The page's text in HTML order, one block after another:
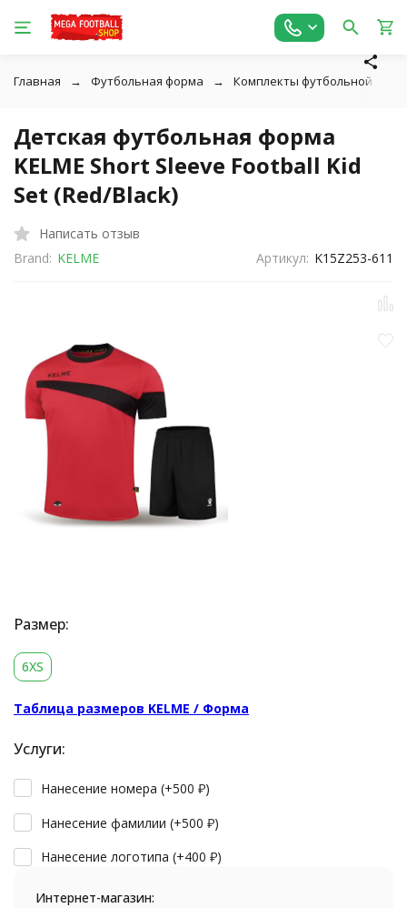
Главная Футбольная форма Комплекты футбольной
Детская футбольная форма
KELME Short Sleeve Football Kid
Set (Red/Black)
Написать отзыв
Brand: KELME Артикул: K15Z253-611
Размер:
6XS
Таблица размеров KELME / Форма
Услуги:
Нанесение номера (+500 ₽)
Нанесение фамилии (+500 ₽)
Нанесение логотипа (+400 ₽)
Интернет-магазин: